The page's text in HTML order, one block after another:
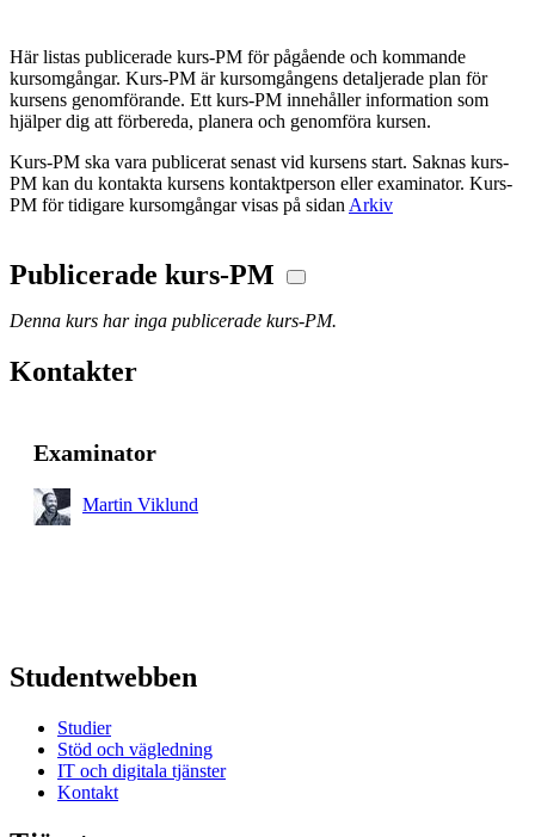
Här listas publicerade kurs-PM för pågående och kommande
kursomgångar. Kurs-PM är kursomgångens detaljerade plan för
kursens genomförande. Ett kurs-PM innehåller information som
hjälper dig att förbereda, planera och genomföra kursen.
Kurs-PM ska vara publicerat senast vid kursens start. Saknas kurs-
PM kan du kontakta kursens kontaktperson eller examinator. Kurs-
PM för tidigare kursomgångar visas på sidan Arkiv
Publicerade kurs-PM
Denna kurs har inga publicerade kurs-PM.
Kontakter
Examinator
Martin Viklund
Studentwebben
Studier
Stöd och vägledning
IT och digitala tjänster
Kontakt